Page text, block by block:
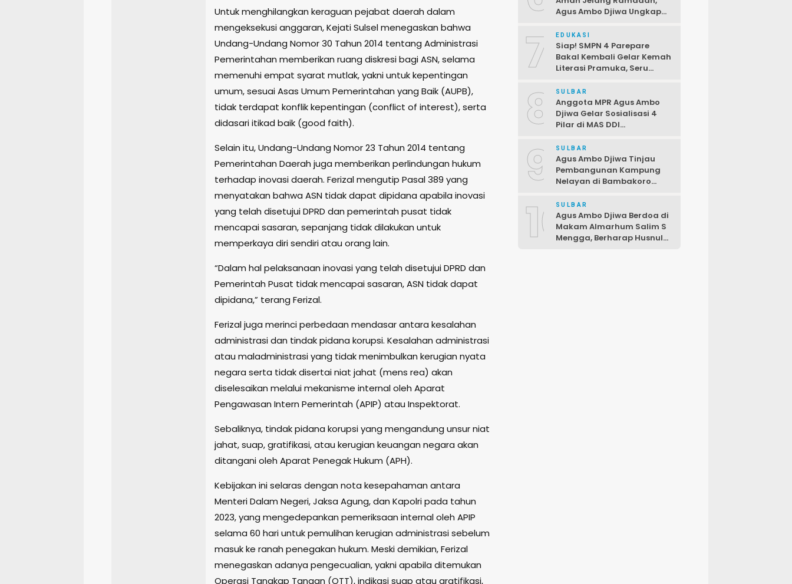
Untuk menghilangkan keraguan pejabat daerah dalam
mengeksekusi anggaran, Kejati Sulsel menegaskan bahwa
Undang-Undang Nomor 30 Tahun 2014 tentang Administrasi
Pemerintahan memberikan ruang diskresi bagi ASN, selama
memenuhi empat syarat mutlak, yakni untuk kepentingan
umum, sesuai Asas Umum Pemerintahan yang Baik (AUPB),
tidak terdapat konflik kepentingan (conflict of interest), serta
didasari itikad baik (good faith).
Selain itu, Undang-Undang Nomor 23 Tahun 2014 tentang
Pemerintahan Daerah juga memberikan perlindungan hukum
terhadap inovasi daerah. Ferizal mengutip Pasal 389 yang
menyatakan bahwa ASN tidak dapat dipidana apabila inovasi
yang telah disetujui DPRD dan pemerintah pusat tidak
mencapai sasaran, sepanjang tidak dilakukan untuk
memperkaya diri sendiri atau orang lain.
“Dalam hal pelaksanaan inovasi yang telah disetujui DPRD dan
Pemerintah Pusat tidak mencapai sasaran, ASN tidak dapat
dipidana,” terang Ferizal.
Ferizal juga merinci perbedaan mendasar antara kesalahan
administrasi dan tindak pidana korupsi. Kesalahan administrasi
atau maladministrasi yang tidak menimbulkan kerugian nyata
negara serta tidak disertai niat jahat (mens rea) akan
diselesaikan melalui mekanisme internal oleh Aparat
Pengawasan Intern Pemerintah (APIP) atau Inspektorat.
Sebaliknya, tindak pidana korupsi yang mengandung unsur niat
jahat, suap, gratifikasi, atau kerugian keuangan negara akan
ditangani oleh Aparat Penegak Hukum (APH).
Kebijakan ini selaras dengan nota kesepahaman antara
Menteri Dalam Negeri, Jaksa Agung, dan Kapolri pada tahun
2023, yang mengedepankan pemeriksaan internal oleh APIP
selama 60 hari untuk pemulihan kerugian administrasi sebelum
masuk ke ranah penegakan hukum. Meski demikian, Ferizal
menegaskan adanya pengecualian, yakni apabila ditemukan
Operasi Tangkap Tangan (OTT), indikasi suap atau gratifikasi,
Agus Ambo Djiwa Ungkap
Antara Data dan Realitas di
Lapangan
7 EDUKASI
Siap! SMPN 4 Parepare
Bakal Kembali Gelar Kemah
Literasi Pramuka, Seru
8 SULBAR
Anggota MPR Agus Ambo
Djiwa Gelar Sosialisasi 4
Pilar di MAS DDI
Fraksi PDIP DPRD
Pasangkayu
9 SULBAR
Agus Ambo Djiwa Tinjau
Pembangunan Kampung
Nelayan di Bambakoro
Kawasan Perikanan Modern
dan Produktif
10SULBAR
Agus Ambo Djiwa Berdoa di
Makam Almarhum Salim S
Mengga, Berharap Husnul